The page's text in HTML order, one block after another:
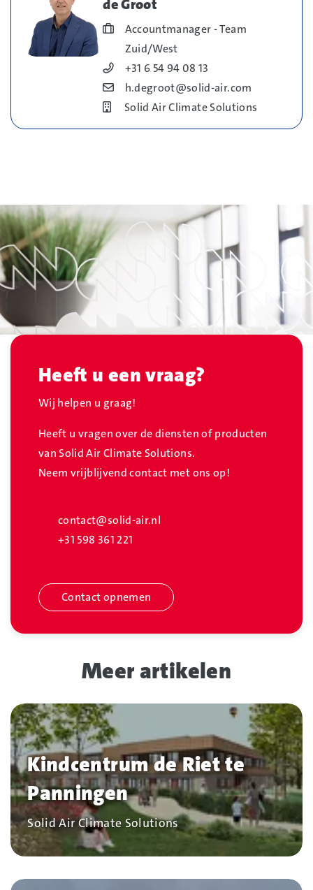
de Groot
Blog_field_Functie
Accountmanager - Team
Zuid/West
Blog_field_Telefoonnummer
+31 6 54 94 08 13
Blog_field_E-mail
h.degroot@solid-air.com
Bedrijf
Solid Air Climate Solutions
Heeft u een vraag?
Wij helpen u graag!
Heeft u vragen over de diensten of producten
van Solid Air Climate Solutions.
Neem vrijblijvend contact met ons op!
contact@solid-air.nl
+31 598 361 221
Contact opnemen
Meer artikelen
Kindcentrum de Riet te
Panningen
Bedrijf
Solid Air Climate Solutions